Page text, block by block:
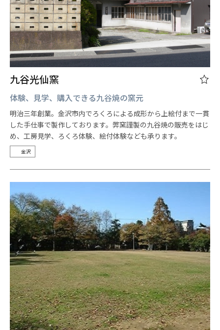
九谷光仙窯
体験、見学、購入できる九谷焼の窯元
明治三年創業。金沢市内でろくろによる成形から上絵付まで一貫
した手仕事で製作しております。弊窯謹製の九谷焼の販売をはじ
め、工房見学、ろくろ体験、絵付体験なども承ります。
金沢